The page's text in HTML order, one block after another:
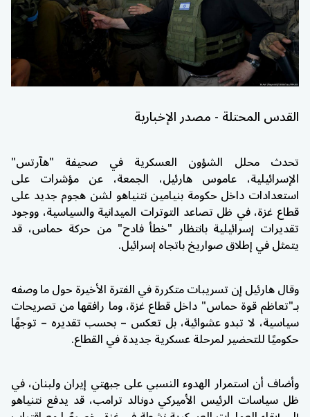
القدس المحتلة - مصدر الإخبارية
تحدث محلل الشؤون العسكرية في صحيفة "هآرتس"
الإسرائيلية، عاموس هارئيل، الجمعة، عن مؤشرات على
استعدادات داخل حكومة بنيامين نتنياهو لشن هجوم جديد على
قطاع غزة، في ظل تصاعد التوترات الميدانية والسياسية، ووجود
تقديرات إسرائيلية بانتظار "خطأ فادح" من حركة حماس، قد
يتمثل في إطلاق صواريخ باتجاه إسرائيل.
وقال هارئيل إن تسريبات متكررة في الفترة الأخيرة حول ما وصفه
بـ"تعاظم قوة حماس" داخل قطاع غزة، وما رافقها من تصريحات
سياسية، لا تبدو عشوائية، بل تعكس – بحسب تقديره – توجهًا
حكوميًا للتحضير لمرحلة عسكرية جديدة في القطاع.
وأضاف أن استمرار الهدوء النسبي على جبهتي إيران ولبنان، في
ظل سياسات الرئيس الأميركي دونالد ترامب، قد يدفع نتنياهو